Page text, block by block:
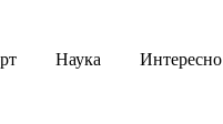
Наука Интересно